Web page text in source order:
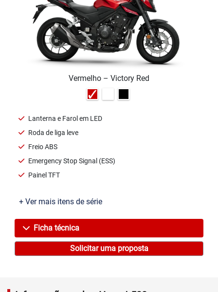
Vermelho – Victory Red
Lanterna e Farol em LED
Roda de liga leve
Freio ABS
Emergency Stop Signal (ESS)
Painel TFT
+ Ver mais itens de série
Ficha técnica
Solicitar uma proposta